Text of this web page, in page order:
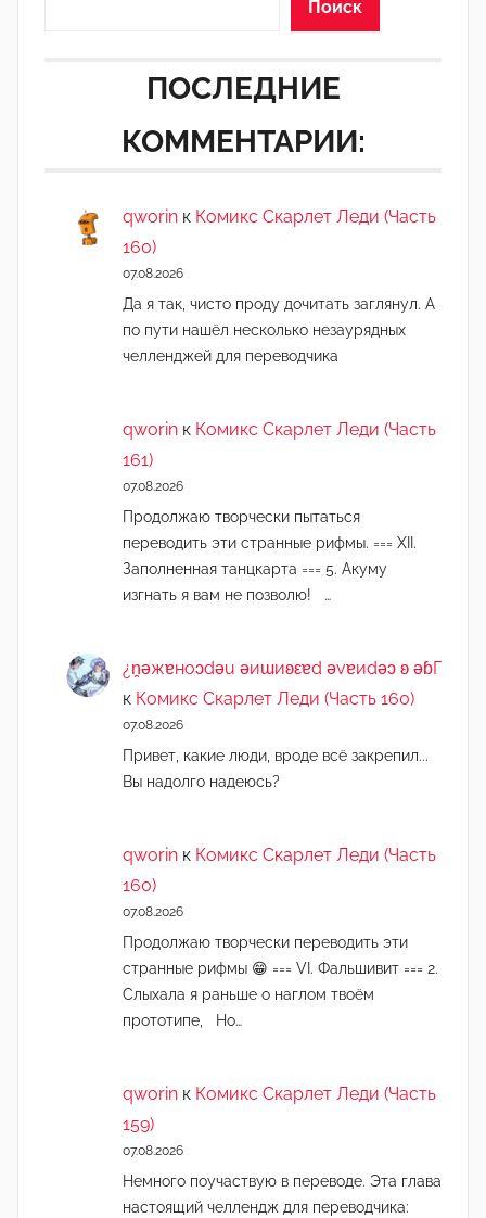
Поиск
ПОСЛЕДНИЕ
КОММЕНТАРИИ:
qworin к Комикс Скарлет Леди (Часть
160)
07.08.2026
Да я так, чисто проду дочитать заглянул. А
по пути нашёл несколько незаурядных
челленджей для переводчика
qworin к Комикс Скарлет Леди (Часть
161)
07.08.2026
Продолжаю творчески пытаться
переводить эти странные рифмы. === XII.
Заполненная танцкарта === 5. Акуму
изгнать я вам не позволю! …
¿n̯ǝжɐноɔdǝu ǝиɯиʚεɐd ǝvɐиdǝɔ ʚ ǝɓГ
к Комикс Скарлет Леди (Часть 160)
07.08.2026
Привет, какие люди, вроде всё закрепил...
Вы надолго надеюсь?
qworin к Комикс Скарлет Леди (Часть
160)
07.08.2026
Продолжаю творчески переводить эти
странные рифмы 😁 === VI. Фальшивит === 2.
Слыхала я раньше о наглом твоём
прототипе, Но…
qworin к Комикс Скарлет Леди (Часть
159)
07.08.2026
Немного поучаствую в переводе. Эта глава
настоящий челлендж для переводчика: